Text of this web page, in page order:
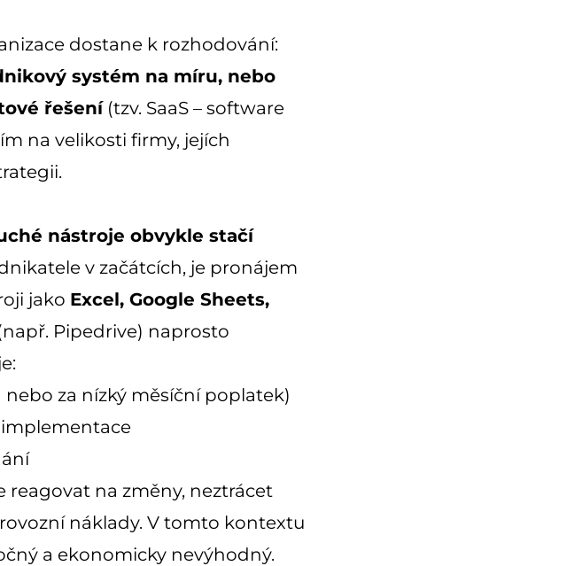
dostane k rozhodování:
systém na míru, nebo
řešení(tzv. SaaS – software
na velikosti firmy, jejích
nástroje obvykle stačí
v začátcích, je pronájem
jako Excel, Google Sheets,
Pipedrive) naprosto
nebo za nízký měsíční poplatek)
reagovat na změny, neztrácet
náklady. V tomto kontextu
a ekonomicky nevýhodný.